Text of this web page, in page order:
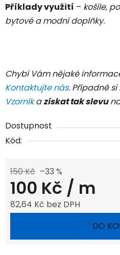
Příklady využití – košile,
bytové a modní doplňky.
Chybí Vám nějaké
Kontaktujte nás. Případně
Vzorníkazískat tak slevu
Dostupnost
Kód:
150 Kč –33 %
100 Kč / m
82,64 Kč bez DPH
DO